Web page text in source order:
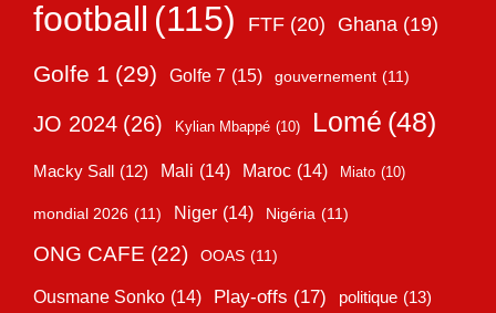
football (115) FTF (20) Ghana (19)
Golfe 1 (29) Golfe 7 (15) gouvernement (11)
JO 2024 (26) Kylian Mbappé (10) Lomé (48)
Macky Sall (12) Mali (14) Maroc (14) Miato (10)
mondial 2026 (11) Niger (14) Nigéria (11)
ONG CAFE (22) OOAS (11)
Ousmane Sonko (14) Play-offs (17) politique (13)